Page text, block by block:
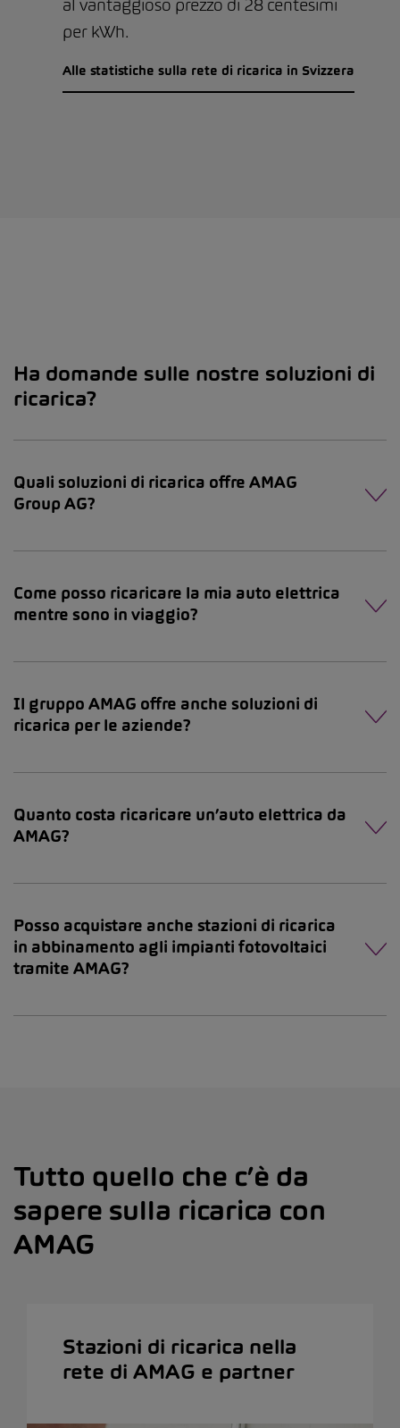
al vantaggioso prezzo di 28 centesimi
per kWh.
Alle statistiche sulla rete di ricarica in Svizzera
Ha domande sulle nostre soluzioni di
ricarica?
Quali soluzioni di ricarica offre AMAG
Group AG?
Come posso ricaricare la mia auto elettrica
mentre sono in viaggio?
Il gruppo AMAG offre anche soluzioni di
ricarica per le aziende?
Quanto costa ricaricare un’auto elettrica da
AMAG?
Posso acquistare anche stazioni di ricarica
in abbinamento agli impianti fotovoltaici
tramite AMAG?
Tutto quello che c’è da
sapere sulla ricarica con
AMAG
Stazioni di ricarica nella
rete di AMAG e partner